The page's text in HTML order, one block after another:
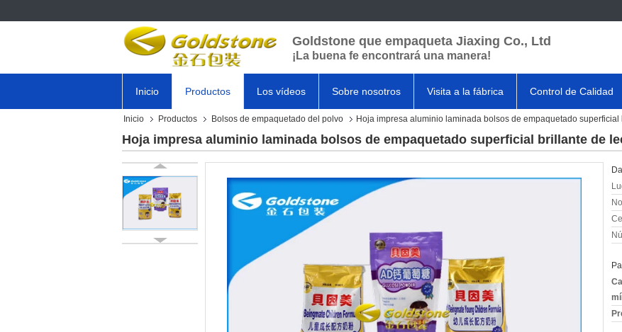
Goldstone que empaqueta Jiaxing Co., Ltd
¡La buena fe encontrará una manera!
Inicio Productos Los vídeos Sobre nosotros Visita a la fábrica Control de Calidad
Inicio Productos Bolsos de empaquetado del polvo Hoja impresa aluminio laminada bolsos de empaquetado
Hoja impresa aluminio laminada bolsos de empaquetado superficial brillante de